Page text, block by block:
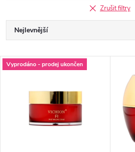
Zrušit filtry
Ř
a
Nejlevnější
Nejprodávanější
Abecedně
V
Vyprodáno - prodej ukončen